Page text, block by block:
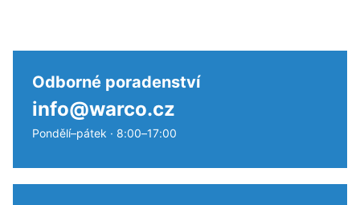
Odborné poradenství
info@warco.cz
Pondělí–pátek · 8:00–17:00